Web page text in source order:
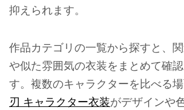
抑えられます。
作品カテゴリの一覧から探すと、
や似た雰囲気の衣装をまとめて確
す。複数のキャラクターを比べる場
刃 キャラクター衣装がデザインや